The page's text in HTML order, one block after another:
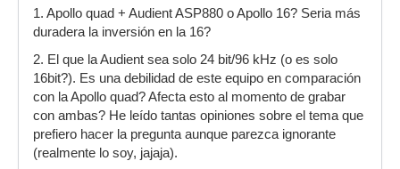
1. Apollo quad + Audient ASP880 o Apollo 16? Seria más
duradera la inversión en la 16?
2. El que la Audient sea solo 24 bit/96 kHz (o es solo
16bit?). Es una debilidad de este equipo en comparación
con la Apollo quad? Afecta esto al momento de grabar
con ambas? He leído tantas opiniones sobre el tema que
prefiero hacer la pregunta aunque parezca ignorante
(realmente lo soy, jajaja).